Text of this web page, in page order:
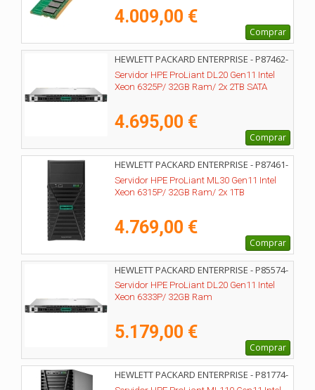
4.009,00 €
Comprar
HEWLETT PACKARD ENTERPRISE - P87462-
425
Servidor HPE ProLiant DL20 Gen11 Intel
Xeon 6325P/ 32GB Ram/ 2x 2TB SATA
4.695,00 €
Comprar
HEWLETT PACKARD ENTERPRISE - P87461-
425
Servidor HPE ProLiant ML30 Gen11 Intel
Xeon 6315P/ 32GB Ram/ 2x 1TB
4.769,00 €
Comprar
HEWLETT PACKARD ENTERPRISE - P85574-
425
Servidor HPE ProLiant DL20 Gen11 Intel
Xeon 6333P/ 32GB Ram
5.179,00 €
Comprar
HEWLETT PACKARD ENTERPRISE - P81774-
425